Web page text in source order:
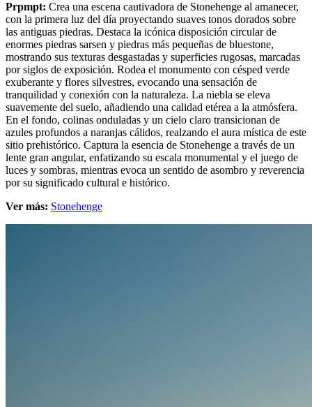
Prpmpt: Crea una escena cautivadora de Stonehenge al amanecer,
con la primera luz del día proyectando suaves tonos dorados sobre
las antiguas piedras. Destaca la icónica disposición circular de
enormes piedras sarsen y piedras más pequeñas de bluestone,
mostrando sus texturas desgastadas y superficies rugosas, marcadas
por siglos de exposición. Rodea el monumento con césped verde
exuberante y flores silvestres, evocando una sensación de
tranquilidad y conexión con la naturaleza. La niebla se eleva
suavemente del suelo, añadiendo una calidad etérea a la atmósfera.
En el fondo, colinas onduladas y un cielo claro transicionan de
azules profundos a naranjas cálidos, realzando el aura mística de este
sitio prehistórico. Captura la esencia de Stonehenge a través de un
lente gran angular, enfatizando su escala monumental y el juego de
luces y sombras, mientras evoca un sentido de asombro y reverencia
por su significado cultural e histórico.
Ver más: Stonehenge